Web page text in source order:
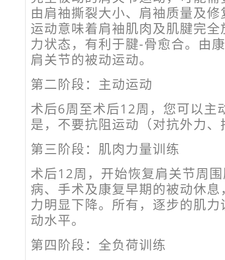
由肩袖撕裂大小、肩袖质量及
运动意味着肩袖肌肉及肌腱完
力状态，有利于腱-骨愈合。由
肩关节的被动运动。
第二阶段：主动运动
术后6周至术后12周，您可以主
是，不要抗阻运动（对抗外力
第三阶段：肌肉力量训练
术后12周，开始恢复肩关节周
病、手术及康复早期的被动休
力明显下降。所有，逐步的肌
动水平。
第四阶段：全负荷训练